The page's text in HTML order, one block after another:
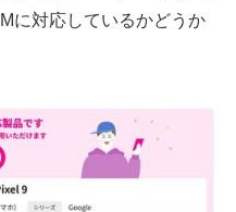
に対応しているかどうか